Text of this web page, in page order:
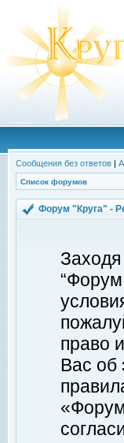
Сообщения без ответов |
Список форумов
Форум "Круга" -
право
Вас об